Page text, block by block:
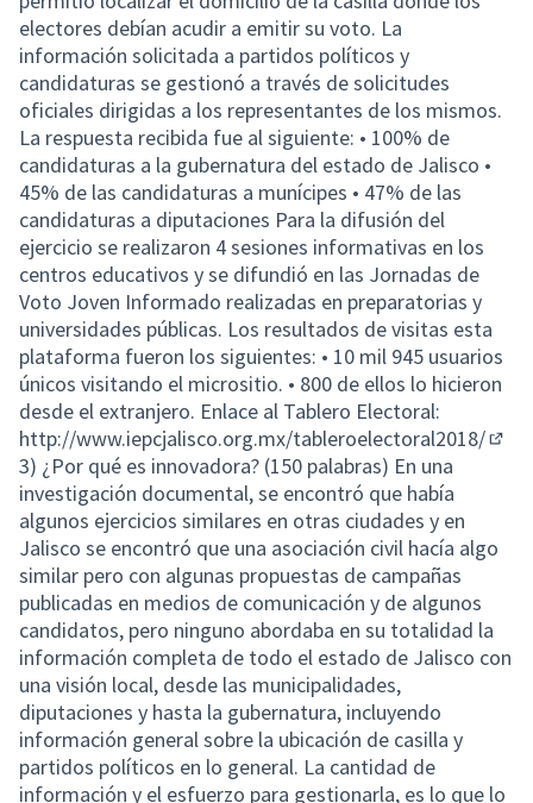
electores debían acudir a emitir su voto. La
información solicitada a partidos políticos y
candidaturas se gestionó a través de solicitudes
oficiales dirigidas a los representantes de los mismos.
La respuesta recibida fue al siguiente: • 100% de
candidaturas a la gubernatura del estado de Jalisco •
45% de las candidaturas a munícipes • 47% de las
candidaturas a diputaciones Para la difusión del
ejercicio se realizaron 4 sesiones informativas en los
centros educativos y se difundió en las Jornadas de
Voto Joven Informado realizadas en preparatorias y
universidades públicas. Los resultados de visitas esta
plataforma fueron los siguientes: • 10 mil 945 usuarios
únicos visitando el micrositio. • 800 de ellos lo hicieron
desde el extranjero. Enlace al Tablero Electoral:
http://www.iepcjalisco.org.mx/tableroelectoral2018/
3) ¿Por qué es innovadora? (150 palabras) En una
investigación documental, se encontró que había
algunos ejercicios similares en otras ciudades y en
Jalisco se encontró que una asociación civil hacía algo
similar pero con algunas propuestas de campañas
publicadas en medios de comunicación y de algunos
candidatos, pero ninguno abordaba en su totalidad la
información completa de todo el estado de Jalisco con
una visión local, desde las municipalidades,
diputaciones y hasta la gubernatura, incluyendo
información general sobre la ubicación de casilla y
partidos políticos en lo general. La cantidad de
información y el esfuerzo para gestionarla, es lo que lo